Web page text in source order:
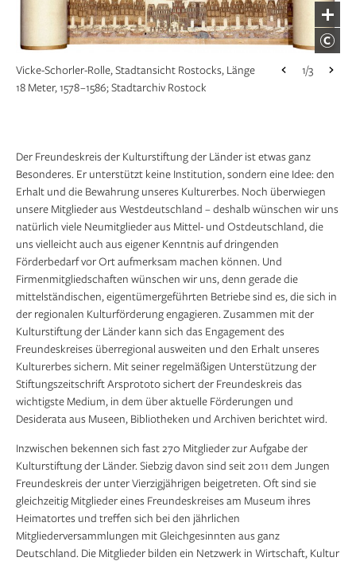
Vicke-Schorler-Rolle, Stadtansicht Rostocks, Länge
18 Meter, 1578 –1586; Stadtarchiv Rostock
1/3
Magdeburger Reiter, um 1240–1250;
Kulturhistorisches Museum Magdeburg
1/3
Johann Wolfgang von Goethe, Schirm zur
Farbenlehre, 1791/92 oder 1805/06, Höhe 72,2 cm;
Klassik Stiftung Weimar
Der Freundeskreis der Kulturstiftung der Länder ist etwas ganz
Besonderes. Er unterstützt keine Institution, sondern eine Idee: den
Erhalt und die Bewahrung unseres Kulturerbes. Noch überwiegen
unsere Mitglieder aus Westdeutschland – deshalb wünschen wir uns
natürlich viele Neumitglieder aus Mittel- und Ostdeutschland, die
uns vielleicht auch aus eigener Kenntnis auf dringenden
Förderbedarf vor Ort aufmerksam machen können. Und
Firmenmitgliedschaften wünschen wir uns, denn gerade die
mittelständischen, eigentümergeführten Betriebe sind es, die sich in
der regionalen Kulturförderung engagieren. Zusammen mit der
Kulturstiftung der Länder kann sich das Engagement des
Freundeskreises überregional ausweiten und den Erhalt unseres
Kulturerbes sichern. Mit seiner regelmäßigen Unterstützung der
Stiftungszeitschrift Arsprototo sichert der Freundeskreis das
wichtigste Medium, in dem über aktuelle Förderungen und
Desiderata aus Museen, Bibliotheken und Archiven berichtet wird.
Inzwischen bekennen sich fast 270 Mitglieder zur Aufgabe der
Kulturstiftung der Länder. Siebzig davon sind seit 2011 dem Jungen
Freundeskreis der unter Vierzigjährigen beigetreten. Oft sind sie
gleichzeitig Mitglieder eines Freundeskreises am Museum ihres
Heimatortes und treffen sich bei den jährlichen
Mitgliederversammlungen mit Gleichgesinnten aus ganz
Deutschland. Die Mitglieder bilden ein Netzwerk in Wirtschaft, Kultur